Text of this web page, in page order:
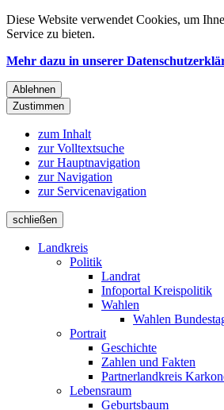
Diese Website verwendet Cookies, um
Service zu bieten.
Mehr dazu in unserer
Ablehnen
Zustimmen
zum Inhalt
zur Volltextsuche
zur Hauptnavigation
zur Navigation
zur Servicenavigation
schließen
Landkreis
Politik
Landrat
Infoportal Kreispolitik
Wahlen
Wahlen
Portrait
Geschichte
Zahlen und Fakten
Partnerlandkreis
Lebensraum
Geburtsbaum